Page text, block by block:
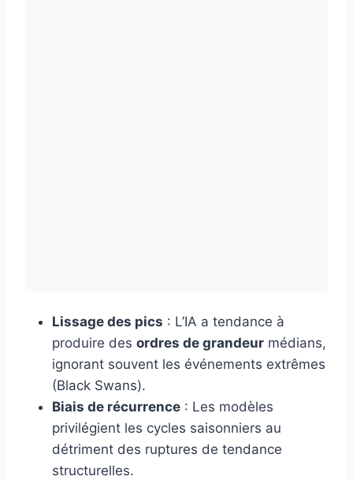
Lissage des pics : L’IA a tendance à
produire des ordres de grandeur médians,
ignorant souvent les événements extrêmes
(Black Swans).
Biais de récurrence : Les modèles
privilégient les cycles saisonniers au
détriment des ruptures de tendance
structurelles.